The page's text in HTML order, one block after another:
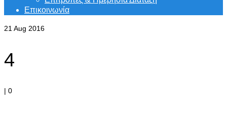
Επικοινωνία
21 Aug 2016
4
| 0